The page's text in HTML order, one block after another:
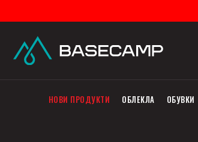
НОВИ ПРОДУКТИ ОБЛЕКЛА ОБУВКИ